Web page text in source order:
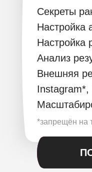
Секреты
Настройка
Настройка
Анализ
Внешняя
Instagram*,
*запрещён на